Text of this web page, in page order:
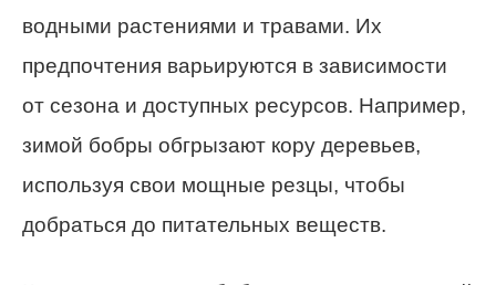
водными растениями и травами. Их
предпочтения варьируются в зависимости
от сезона и доступных ресурсов. Например,
зимой бобры обгрызают кору деревьев,
используя свои мощные резцы, чтобы
добраться до питательных веществ.